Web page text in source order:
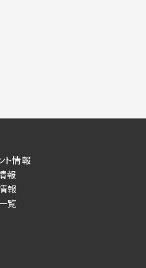
、住所、電話番号、メールアドレス
が提供する事業主専用の管理画
人情報を送信した事業主（広告主
るお客様に対するサービス提供
ト情報
報
報
覧